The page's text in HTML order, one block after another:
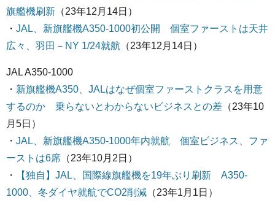
旗艦機刷新 （23年12月14日）
・ JAL、新旗艦機A350-1000初公開 個室ファーストは天井
広々、羽田－NY 1/24就航 （23年12月14日）
JAL A350-1000
・ 新旗艦機A350、JALはなぜ個室ファーストクラスを用意
するのか 乗らないとわからないビジネスとの差 （23年10
月5日）
・ JAL、新旗艦機A350-1000年内就航 個室ビジネス、ファ
ーストは6席 （23年10月2日）
・
【独自】JAL、国際線旗艦機を19年ぶり刷新 A350-
1000、冬ダイヤ就航でCO2削減 （23年1月1日）